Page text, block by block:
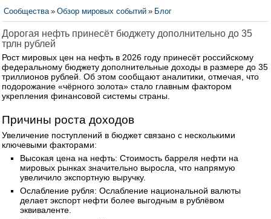
Сообщества » Обзор мировых событий » Блог
Дорогая нефть принесёт бюджету дополнительно до 35
трлн рублей
Рост мировых цен на нефть в 2026 году принесёт российскому
федеральному бюджету дополнительные доходы в размере до 35
триллионов рублей. Об этом сообщают аналитики, отмечая, что
подорожание «чёрного золота» стало главным фактором
укрепления финансовой системы страны.
Причины роста доходов
Увеличение поступлений в бюджет связано с несколькими
ключевыми факторами:
Высокая цена на нефть: Стоимость барреля нефти на
мировых рынках значительно выросла, что напрямую
увеличило экспортную выручку.
Ослабление рубля: Ослабление национальной валюты
делает экспорт нефти более выгодным в рублёвом
эквиваленте.